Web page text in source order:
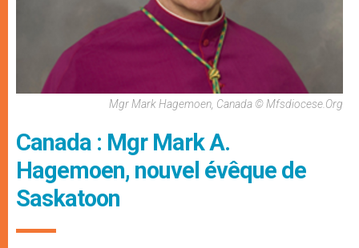
Mgr Mark Hagemoen, Canada © Mfsdiocese.org
Canada : Mgr Mark A.
Hagemoen, nouvel évêque de
Saskatoon